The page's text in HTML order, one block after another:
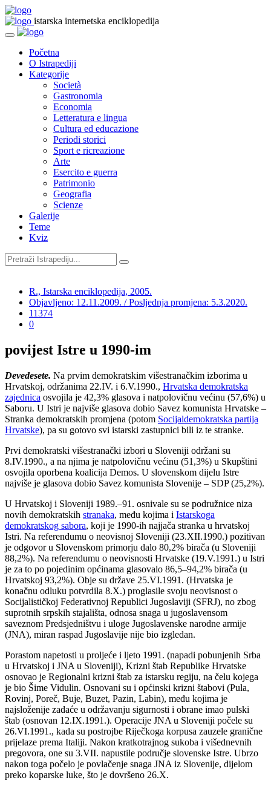
istarska internetska enciklopedija
Početna
O Istrapediji
Kategorije
Società
Gastronomia
Economia
Letteratura e lingua
Cultura ed educazione
Periodi storici
Sport e ricreazione
Arte
Esercito e guerra
Patrimonio
Geografia
Scienze
Galerije
Teme
Kviz
R., Istarska enciklopedija, 2005.
Objavljeno: 12.11.2009. / Posljednja promjena: 5.3.2020.
11374
0
povijest Istre u 1990-im
Devedesete. Na prvim demokratskim višestranačkim izborima u
Hrvatskoj, održanima 22.IV. i 6.V.1990., Hrvatska demokratska
zajednica osvojila je 42,3% glasova i natpolovičnu većinu (57,6%) u
Saboru. U Istri je najviše glasova dobio Savez komunista Hrvatske –
Stranka demokratskih promjena (potom Socijaldemokratska partija
Hrvatske), pa su gotovo svi istarski zastupnici bili iz te stranke.
Prvi demokratski višestranački izbori u Sloveniji održani su
8.IV.1990., a na njima je natpolovičnu većinu (51,3%) u Skupštini
osvojila oporbena koalicija Demos. U slovenskom dijelu Istre
najviše je glasova dobio Savez komunista Slovenije – SDP (25,2%).
U Hrvatskoj i Sloveniji 1989.–91. osnivale su se podružnice niza
novih demokratskih stranaka, među kojima i Istarskoga
demokratskog sabora, koji je 1990-ih najjača stranka u hrvatskoj
Istri. Na referendumu o neovisnoj Sloveniji (23.XII.1990.) pozitivan
je odgovor u Slovenskom primorju dalo 80,2% birača (u Sloveniji
88,2%). Na referendumu o neovisnosti Hrvatske (19.V.1991.) u Istri
je za to po pojedinim općinama glasovalo 86,5–94,2% birača (u
Hrvatskoj 93,2%). Obje su države 25.VI.1991. (Hrvatska je
konačnu odluku potvrdila 8.X.) proglasile svoju neovisnost o
Socijalističkoj Federativnoj Republici Jugoslaviji (SFRJ), no zbog
suprotnih srpskih stajališta, odnosa snaga u jugoslavensom
saveznom Predsjedništvu i uloge Jugoslavenske narodne armije
(JNA), miran raspad Jugoslavije nije bio izgledan.
Porastom napetosti u proljeće i ljeto 1991. (napadi pobunjenih Srba
u Hrvatskoj i JNA u Sloveniji), Krizni štab Republike Hrvatske
osnovao je Regionalni krizni štab za istarsku regiju, na čelu kojega
je bio Šime Vidulin. Osnovani su i općinski krizni štabovi (Pula,
Rovinj, Poreč, Buje, Buzet, Pazin, Labin), među kojima je
najsloženije zadaće u održavanju sigurnosti i obrane imao pulski
štab (osnovan 12.IX.1991.). Operacije JNA u Sloveniji počele su
26.VI.1991., kada su postrojbe Riječkoga korpusa zauzele granične
prijelaze prema Italiji. Nakon kratkotrajnog sukoba i višednevnih
pregovora, one su 3.VII. napustile područje slovenske Istre. Ubrzo
nakon toga počelo je povlačenje snaga JNA iz Slovenije, dijelom
preko koparske luke, što je dovršeno 26.X.